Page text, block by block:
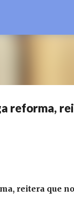
reforma,
reitera que